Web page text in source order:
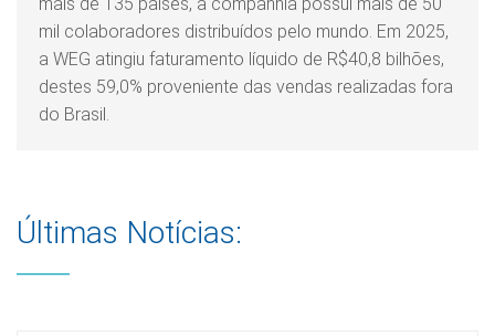
mil colaboradores distribuídos pelo mundo. Em 2025,
a WEG atingiu faturamento líquido de R$40,8 bilhões,
destes 59,0% proveniente das vendas realizadas fora
do Brasil.
Últimas Notícias: